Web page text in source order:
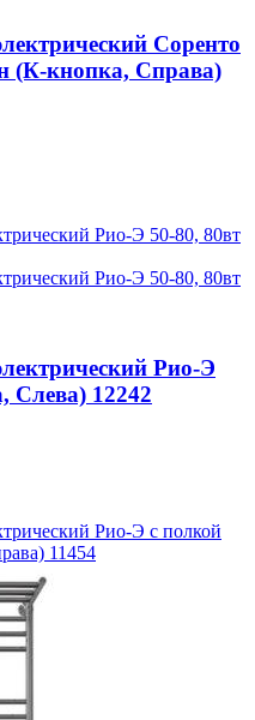
Соренто
(К-кнопка, Справа)
Рио-Э
Слева) 12242